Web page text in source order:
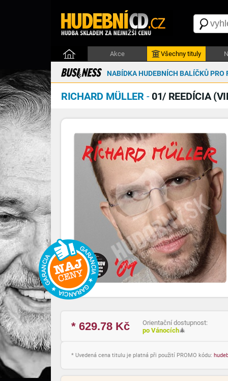
Akce Všechny tituly
NABÍDKA HUDEBNÍCH BALÍČKŮ PRO
RICHARD MÜLLER- 01/ REEDÍCIA
* 629.78 Kč
Orientační dostupnost:
po Vánocích🎄
* Uvedená cena titulu je platná při použití PROMO kódu: